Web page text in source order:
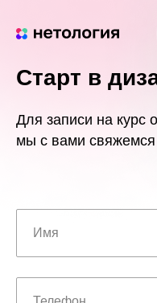
Для записи на курс
мы с вами свяжемся
Старт в